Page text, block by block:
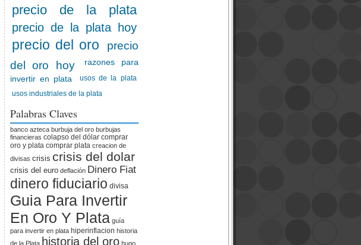
precio de la plata
precio de la plata hoy
precio del oro precio
del oro hoy razones para
invertir en plata usos de la plata
usos industriales de la plata
Palabras Claves
banco azteca burbuja del oro burbujas
financieras colapso del dólar comprar
oro y plata comprar plata creacion de
divisas crisis crisis del dolar
crisis del euro deflación Dinero Fiat
dinero fiduciario divisa
Guia Para Invertir
En Oro Y Plata guía
para invertir en plata hiperinflacion historia
de la Plata historia del oro hugo